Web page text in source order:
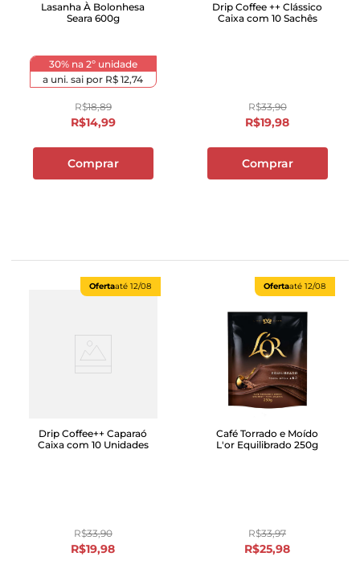
Lasanha À Bolonhesa
Seara 600g
30% na 2º unidade
a uni. sai por R$ 12,74
R$18,89
R$14,99
Comprar
Drip Coffee ++ Clássico
Caixa com 10 Sachês
R$33,90
R$19,98
Comprar
Ofertaaté 12/08
Drip Coffee++ Caparaó
Caixa com 10 Unidades
R$33,90
R$19,98
Ofertaaté 12/08
Café Torrado e Moído
L'or Equilibrado 250g
R$33,97
R$25,98